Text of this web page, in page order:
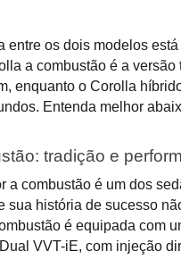
entre os dois modelos está
a combustão é a versão
enquanto o Corolla
Entenda melhor
tradição e
a combustão é um dos
sua história de sucesso
é equipada com
VVT-iE, com injeção